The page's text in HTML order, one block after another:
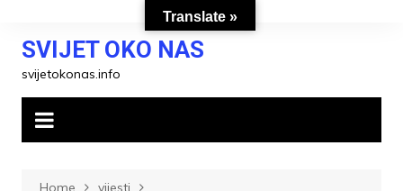
contentSVIJET OKO NAS
svijetokonas.info
Home
vijesti
Translate »